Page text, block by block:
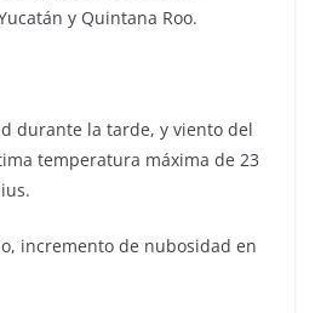
y Quintana Roo.
durante la tarde, y viento del
temperatura máxima de 23
incremento de nubosidad en